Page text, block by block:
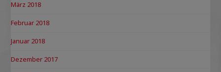
März 2018
Februar 2018
Januar 2018
Dezember 2017